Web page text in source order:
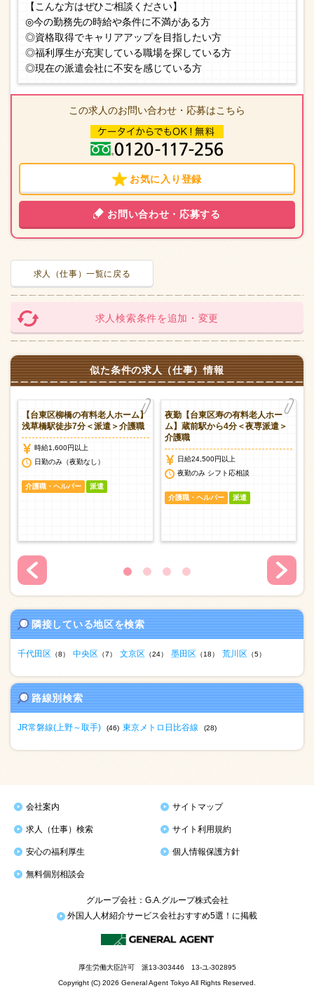
【こんな方はぜひご相談ください】
◎今の勤務先の時給や条件に不満がある方
◎資格取得でキャリアアップを目指したい方
◎福利厚生が充実している職場を探している方
◎現在の派遣会社に不安を感じている方
この求人のお問い合わせ・応募はこちら
お気に入り登録
お問い合わせ・応募する
求人（仕事）一覧に戻る
求人検索条件を追加・変更
似た条件の求人（仕事）情報
【台東区柳橋の有料老人ホーム】
浅草橋駅徒歩7分＜派遣＞介護職
時給1,600円以上
日勤のみ（夜勤なし）
介護職・ヘルパー 派遣
夜勤【台東区寿の有料老人ホー
ム】蔵前駅から4分＜夜専派遣＞
介護職
日給24,500円以上
夜勤のみ シフト応相談
介護職・ヘルパー 派遣
隣接している地区を検索
千代田区 （8） 中央区 （7） 文京区 （24） 墨田区 （18） 荒川区 （5）
路線別検索
JR常磐線(上野～取手) (46) 東京メトロ日比谷線 (28)
会社案内 サイトマップ
求人（仕事）検索 サイト利用規約
安心の福利厚生 個人情報保護方針
無料個別相談会
グループ会社：G.A.グループ株式会社
外国人人材紹介サービス会社おすすめ5選！に掲載
厚生労働大臣許可 派13-303446 13-ユ-302895
Copyright (C) 2026 General Agent Tokyo All Rights Reserved.